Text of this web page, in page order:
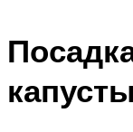
капусты